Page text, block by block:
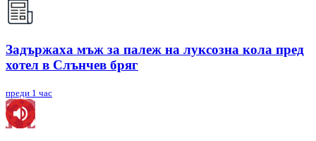
Задържаха мъж за палеж на луксозна кола пред
хотел в Слънчев бряг
преди 1 час